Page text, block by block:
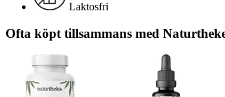
Laktosfri
Ofta köpt tillsammans med